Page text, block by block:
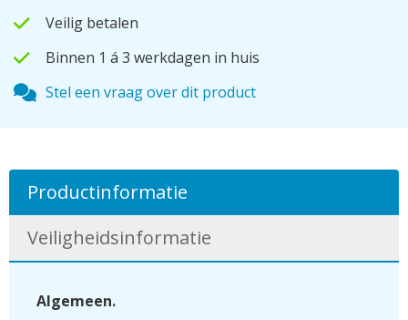
Veilig betalen
Binnen 1 á 3 werkdagen in huis
Stel een vraag over dit product
Productinformatie
Veiligheidsinformatie
Algemeen.